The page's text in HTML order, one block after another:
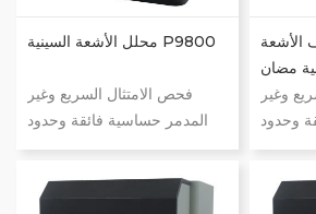
محلل الأشعة السينية P9800
فحص الامتثال السريع وغير
المدمر حساسية فائقة وحدود
الكشف دقة ودقة ملحوظة
إتقان المجهول بغض النظر عما
الأشعة
مضان
وغير
وحدود
ملحوظة
عما